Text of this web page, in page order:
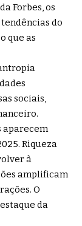
Forbes, os
do
que as
sociais,
aparecem
Riqueza
à
amplificam
O
da